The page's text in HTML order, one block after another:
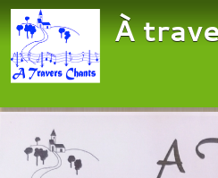
À
Panneau de gestion des cookies